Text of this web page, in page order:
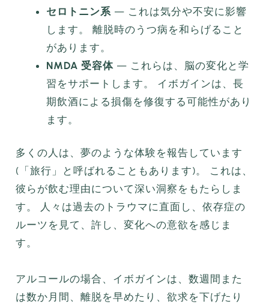
セロトニン系 — これは気分や不安に影響
します。 離脱時のうつ病を和らげること
があります。
NMDA 受容体 — これらは、脳の変化と学
習をサポートします。 イボガインは、長
期飲酒による損傷を修復する可能性があり
ます。
多くの人は、夢のような体験を報告しています
(「旅行」と呼ばれることもあります)。 これは、
彼らが飲む理由について深い洞察をもたらしま
す。 人々は過去のトラウマに直面し、依存症の
ルーツを見て、許し、変化への意欲を感じま
す。
アルコールの場合、イボガインは、数週間また
は数か月間、離脱を早めたり、欲求を下げたり